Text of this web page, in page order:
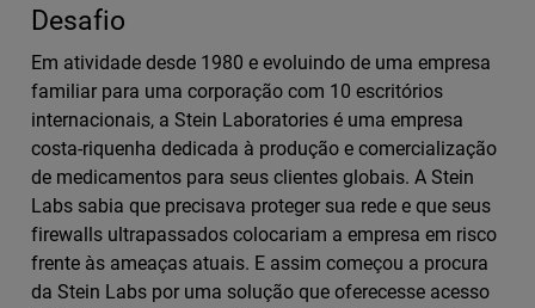
Desafio
Em atividade desde 1980 e evoluindo de uma empresa
familiar para uma corporação com 10 escritórios
internacionais, a Stein Laboratories é uma empresa
costa-riquenha dedicada à produção e comercialização
de medicamentos para seus clientes globais. A Stein
Labs sabia que precisava proteger sua rede e que seus
firewalls ultrapassados colocariam a empresa em risco
frente às ameaças atuais. E assim começou a procura
da Stein Labs por uma solução que oferecesse acesso